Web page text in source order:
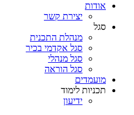
אודות
יצירת קשר
סגל
מנהלת התכנית
סגל אקדמי בכיר
סגל מנהלי
סגל הוראה
מועמדים
תכניות לימוד
ידיעון